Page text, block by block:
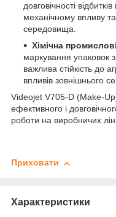
довговічності
механічному впливу
середовища.
Хімічна
маркування упаковок
важлива стійкість до
впливів зовнішнього
Videojet V705-D (Make-
ефективного і
роботи на виробничих
Приховати
Характеристики